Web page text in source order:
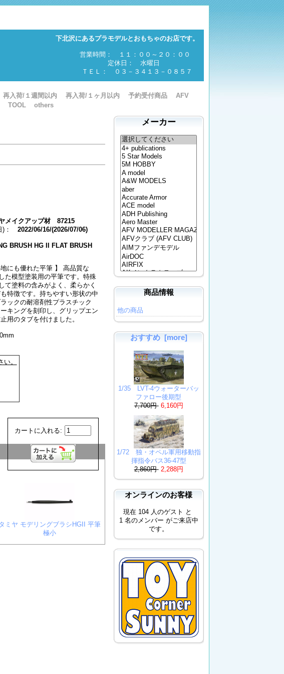
下北沢にあるプラモデルとおもちゃのお店です。
営業時間： １１：００～２０：００
定休日： 水曜日
ＴＥＬ： ０３－３４１３－０８５７
再入荷/１週間以内 再入荷/１ヶ月以内 予約受付商品
AFV
TOOL others
メイクアップ材 87215
)：2022/06/16/(2026/07/06)
BRUSH HG II FLAT BRUSH
地にも優れた平筆 】 高品質な
た模型塗装用の平筆です。特殊
て塗料の含みがよく、柔らかく
特徴です。持ちやすい形状の中
ックの耐溶剤性プラスチック
キングを刻印し、グリップエン
用のタブを付けました。
。
カートに入れる:
タミヤ モデリングブラシHGII 平筆
極小
メーカー
商品情報
他の商品
おすすめ [more]
1/35 LVT-4ウォーターバッ
ファロー後期型
7,700円 6,160円
1/72 独・オペル軍用移動指
揮指令バス36-47型
2,860円 2,288円
オンラインのお客様
現在 104 人のゲスト と
1 名のメンバー がご来店中
です。